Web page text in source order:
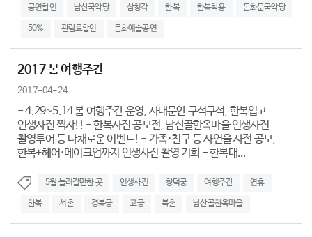
공연할인 남산국악당 삼청각 한복 한복착용 돈화문국악당
50% 관람료할인 문화예술공연
2017 봄 여행주간
2017-04-24
- 4.29~5.14 봄 여행주간 운영, 사대문안 구석구석, 한복입고
인생사진 찍자!! - 한복사진 공모전, 남산골한옥마을 인생사진
촬영투어 등 다채로운 이벤트! - 가족·친구 등 사연을 사전 공모,
한복+헤어·메이크업까지 인생사진 촬영 기회 - 한복대...
5월 놀러갈만한 곳 인생사진 창덕궁 여행주간 연휴
한복 서촌 경복궁 고궁 북촌 남산골한옥마을